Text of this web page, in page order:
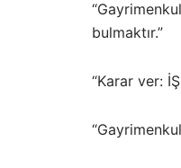
bulmaktır.”
“Karar ver: